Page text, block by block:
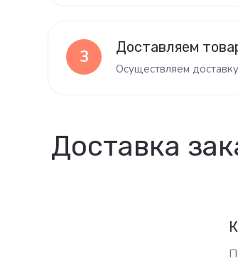
3 Доставляем
Осуществляем
Доставка